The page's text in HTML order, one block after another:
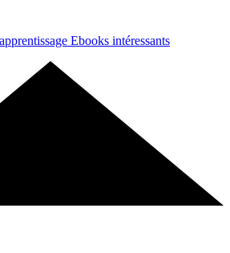
Ebooks intéressants